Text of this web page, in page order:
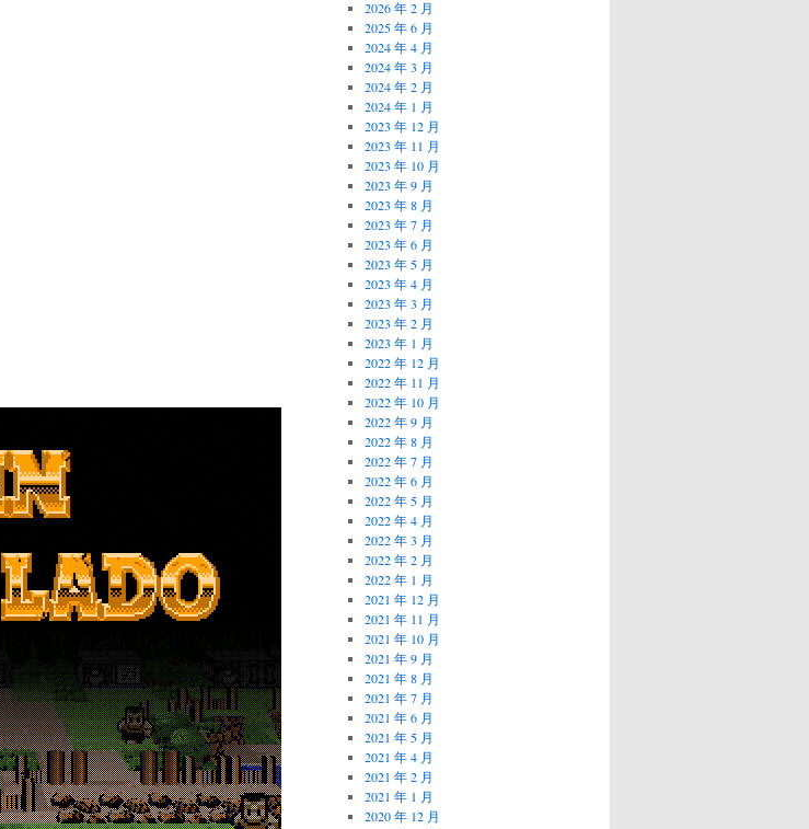
2026 年 2 月
2025 年 6 月
2024 年 4 月
2024 年 3 月
2024 年 2 月
2024 年 1 月
2023 年 12 月
2023 年 11 月
2023 年 10 月
2023 年 9 月
2023 年 8 月
2023 年 7 月
2023 年 6 月
2023 年 5 月
2023 年 4 月
2023 年 3 月
2023 年 2 月
2023 年 1 月
2022 年 12 月
2022 年 11 月
2022 年 10 月
2022 年 9 月
2022 年 8 月
2022 年 7 月
2022 年 6 月
2022 年 5 月
2022 年 4 月
2022 年 3 月
2022 年 2 月
2022 年 1 月
2021 年 12 月
2021 年 11 月
2021 年 10 月
2021 年 9 月
2021 年 8 月
2021 年 7 月
2021 年 6 月
2021 年 5 月
2021 年 4 月
2021 年 2 月
2021 年 1 月
2020 年 12 月